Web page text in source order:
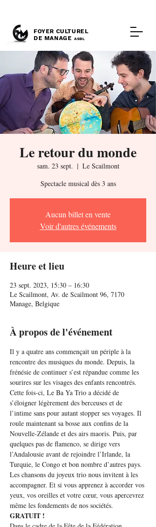
FOYER CULTUREL
DE MANAGE ASBL
Le retour du monde
sam. 23 sept.
  |
Le Scailmont
Spectacle musical dès 3 ans
Aucun billet en vente
Voir d'autres événements
Heure et lieu
23 sept. 2023, 15:30 – 16:30
Le Scailmont, Av. de Scailmont 96, 7170
Manage, Belgique
À propos de l'événement
Il y a quatre ans commençait un périple à la
rencontre des musiques du monde. Depuis, la
frénésie de continuer s’est répandue comme les
sourires sur les visages des enfants rencontrés.
Cette fois-ci, Le Ba Ya Trio a décidé de
s’éloigner légèrement des berceuses et de
l’intime sans pour autant stopper ses voyages. Il
roule maintenant sa bosse aux confins de la
Nouvelle-Zélande et des airs maoris. Puis, par
quelques pas de flamenco, se dirige vers
l’Andalousie avant de rejoindre l’Irlande, la
Turquie, le Congo et bon nombre d’autres pays.
Les chansons du joyeux trio nous invitent à les
accompagner. Et si vous apprenez à accorder vos
yeux, vos oreilles et votre cœur, vous apercevrez
même les fondements de nos sociétés.
GRATUIT !